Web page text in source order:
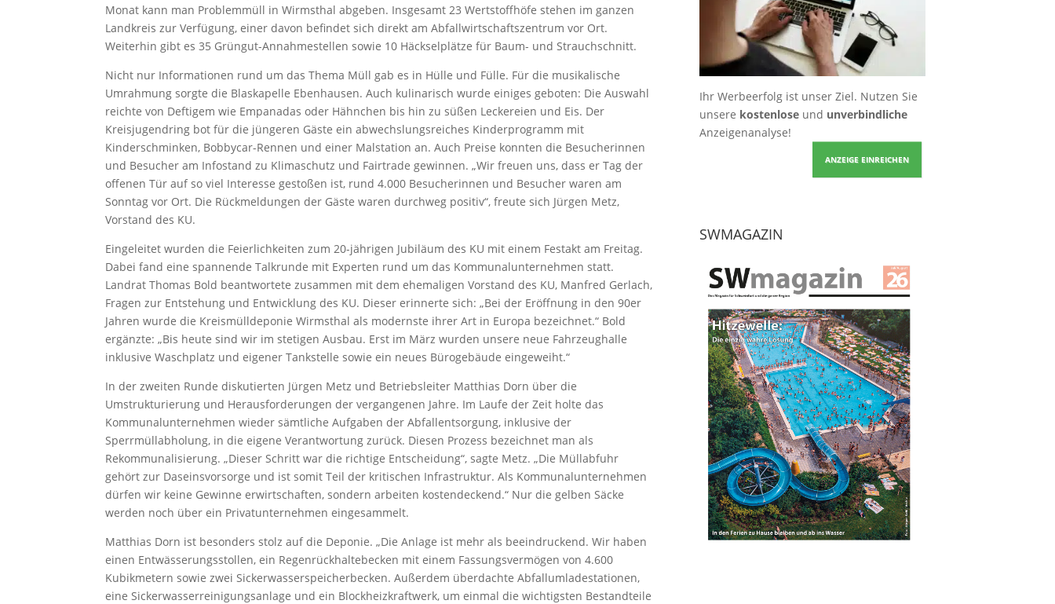
Monat kann man Problemmüll in Wirmsthal abgeben. Insgesamt 23 Wertstoffhöfe stehen im ganzen
Landkreis zur Verfügung, einer davon befindet sich direkt am Abfallwirtschaftszentrum vor Ort.
Weiterhin gibt es 35 Grüngut-Annahmestellen sowie 10 Häckselplätze für Baum- und Strauchschnitt.
Nicht nur Informationen rund um das Thema Müll gab es in Hülle und Fülle. Für die musikalische
Umrahmung sorgte die Blaskapelle Ebenhausen. Auch kulinarisch wurde einiges geboten: Die Auswahl
reichte von Deftigem wie Empanadas oder Hähnchen bis hin zu süßen Leckereien und Eis. Der
Kreisjugendring bot für die jüngeren Gäste ein abwechslungsreiches Kinderprogramm mit
Kinderschminken, Bobbycar-Rennen und einer Malstation an. Auch Preise konnten die Besucherinnen
und Besucher am Infostand zu Klimaschutz und Fairtrade gewinnen. „Wir freuen uns, dass er Tag der
offenen Tür auf so viel Interesse gestoßen ist, rund 4.000 Besucherinnen und Besucher waren am
Sonntag vor Ort. Die Rückmeldungen der Gäste waren durchweg positiv“, freute sich Jürgen Metz,
Vorstand des KU.
Eingeleitet wurden die Feierlichkeiten zum 20-jährigen Jubiläum des KU mit einem Festakt am Freitag.
Dabei fand eine spannende Talkrunde mit Experten rund um das Kommunalunternehmen statt.
Landrat Thomas Bold beantwortete zusammen mit dem ehemaligen Vorstand des KU, Manfred Gerlach,
Fragen zur Entstehung und Entwicklung des KU. Dieser erinnerte sich: „Bei der Eröffnung in den 90er
Jahren wurde die Kreismülldeponie Wirmsthal als modernste ihrer Art in Europa bezeichnet.“ Bold
ergänzte: „Bis heute sind wir im stetigen Ausbau. Erst im März wurden unsere neue Fahrzeughalle
inklusive Waschplatz und eigener Tankstelle sowie ein neues Bürogebäude eingeweiht.“
In der zweiten Runde diskutierten Jürgen Metz und Betriebsleiter Matthias Dorn über die
Umstrukturierung und Herausforderungen der vergangenen Jahre. Im Laufe der Zeit holte das
Kommunalunternehmen wieder sämtliche Aufgaben der Abfallentsorgung, inklusive der
Sperrmüllabholung, in die eigene Verantwortung zurück. Diesen Prozess bezeichnet man als
Rekommunalisierung. „Dieser Schritt war die richtige Entscheidung“, sagte Metz. „Die Müllabfuhr
gehört zur Daseinsvorsorge und ist somit Teil der kritischen Infrastruktur. Als Kommunalunternehmen
dürfen wir keine Gewinne erwirtschaften, sondern arbeiten kostendeckend.“ Nur die gelben Säcke
werden noch über ein Privatunternehmen eingesammelt.
Matthias Dorn ist besonders stolz auf die Deponie. „Die Anlage ist mehr als beeindruckend. Wir haben
einen Entwässerungsstollen, ein Regenrückhaltebecken mit einem Fassungsvermögen von 4.600
Kubikmetern sowie zwei Sickerwasserspeicherbecken. Außerdem überdachte Abfallumladestationen,
eine Sickerwasserreinigungsanlage und ein Blockheizkraftwerk, um einmal die wichtigsten Bestandteile
Ihr Werbeerfolg ist unser Ziel. Nutzen Sie
unsere kostenloseund unverbindliche
Anzeigenanalyse!
ANZEIGE EINREICHEN
SWMAGAZIN